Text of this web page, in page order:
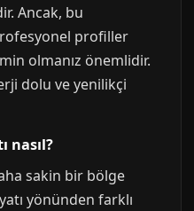
Ancak, bu
profiller
olmanız önemlidir.
dolu ve yenilikçi
nasıl?
sakin bir bölge
yönünden farklı